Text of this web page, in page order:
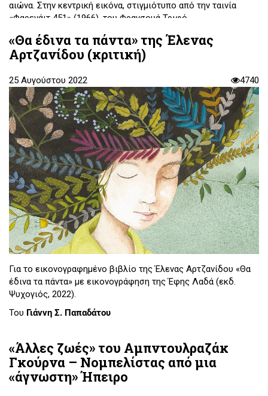
αιώνα. Στην κεντρική εικόνα, στιγμιότυπο από την ταινία
«Φαρενάιτ 451» (1966), του Φρανσουά Τριφό.
Επιμέλεια:Σόλωνας Παπαγεωργίου
«Θα έδινα τα πάντα» της Έλενας
Αρτζανίδου (κριτική)
25 Αυγούστου 2022 4740
Για το εικονογραφημένο βιβλίο της Έλενας Αρτζανίδου «Θα
έδινα τα πάντα» με εικονογράφηση της Έφης Λαδά (εκδ.
Ψυχογιός, 2022).
Του Γιάννη Σ. Παπαδάτου
«Άλλες ζωές» του Αμπντουλραζάκ
Γκούρνα – Νομπελίστας από μια
«άγνωστη» Ήπειρο